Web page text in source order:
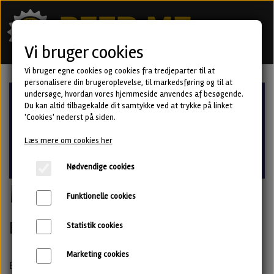
MBCC 2024
En uge med specialøl i København
En uge med specialøl er skudt igang i København, og
Vi bruger cookies
Vi bruger egne cookies og cookies fra tredjeparter til at
personalisere din brugeroplevelse, til markedsføring og til at
undersøge, hvordan vores hjemmeside anvendes af besøgende.
Du kan altid tilbagekalde dit samtykke ved at trykke på linket
'Cookies' nederst på siden.
Læs mere om cookies her
Nødvendige cookies
Funktionelle cookies
Statistik cookies
Marketing cookies